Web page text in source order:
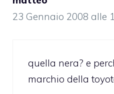
23 Gennaio 2008 alle
quella nera? e
marchio della